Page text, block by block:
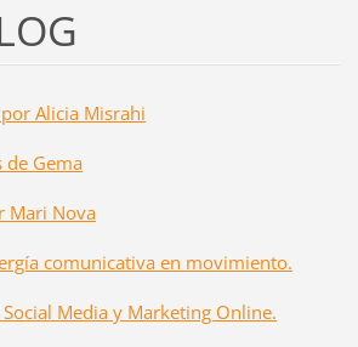
Alicia Misrahi
de Gema
Mari Nova
comunicativa en movimiento.
Social Media y Marketing Online.